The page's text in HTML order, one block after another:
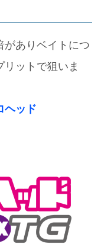
がありベイトにつ
ットで狙いま
ヘッド